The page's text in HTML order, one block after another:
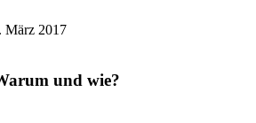
März 2017
und wie?